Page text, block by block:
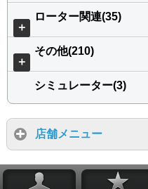
＋
ローター関連(35)
＋
その他(210)
シミュレーター(3)
店舗メニュー